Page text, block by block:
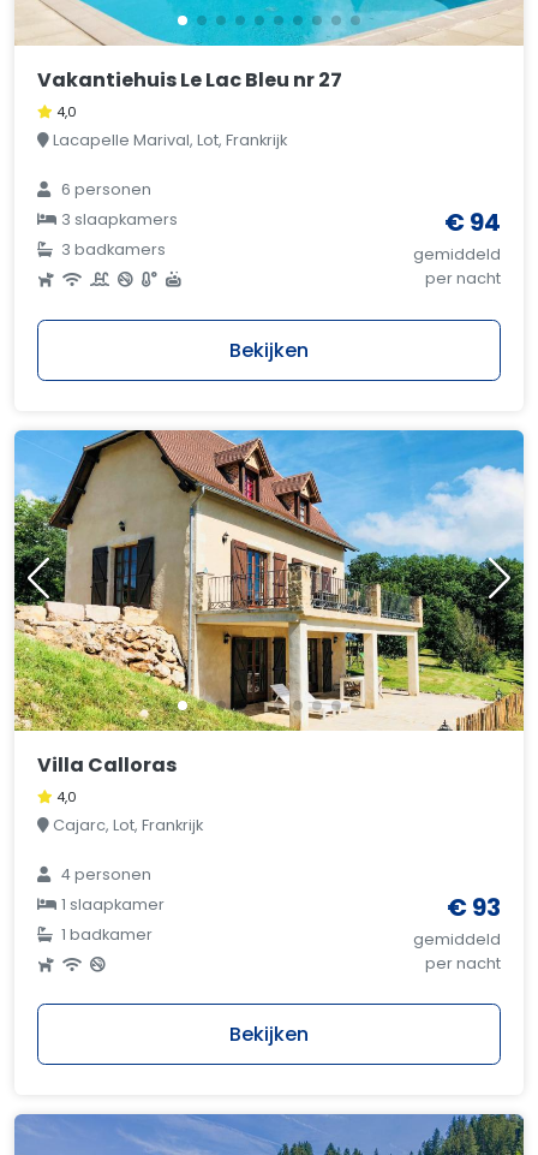
Vakantiehuis Le Lac Bleu nr 27
4,0
Lacapelle Marival, Lot, Frankrijk
6 personen
3 slaapkamers
3 badkamers
€ 94
gemiddeld
per nacht
Bekijken
Villa Calloras
4,0
Cajarc, Lot, Frankrijk
4 personen
1 slaapkamer
1 badkamer
€ 93
gemiddeld
per nacht
Bekijken